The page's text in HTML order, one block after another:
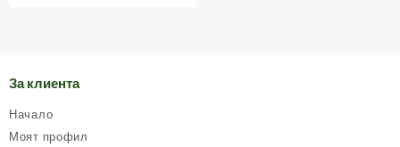
За клиента
Начало
Моят профил